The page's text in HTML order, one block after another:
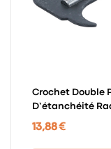
Crochet Double
D’étanchéité
13,88 €